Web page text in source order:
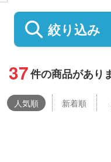
絞り込み
37件の商品があり
人気順 新着順